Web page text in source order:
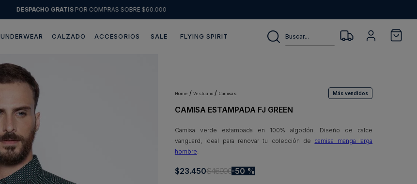
DESPACHO GRATISPOR COMPRAS SOBRE $60.000
UNDERWEAR CALZADO ACCESORIOS SALE FLYING SPIRIT
Buscar...
vestuario camisas Más vendidos
CAMISA ESTAMPADA FJ GREEN
Camisa verde estampada en 100% algodón. Diseño de calce
vanguard, ideal para renovar tu colección de camisa manga larga
hombre.
$23.450$46.900 50 %
7